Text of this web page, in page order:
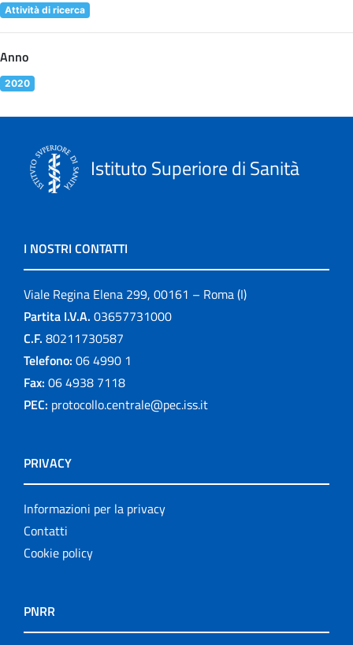
Attività di ricerca
Anno
2020
Istituto Superiore di Sanità
I NOSTRI CONTATTI
Viale Regina Elena 299, 00161 – Roma (I)
Partita I.V.A. 03657731000
C.F. 80211730587
Telefono: 06 4990 1
Fax: 06 4938 7118
PEC: protocollo.centrale@pec.iss.it
PRIVACY
Informazioni per la privacy
Contatti
Cookie policy
PNRR